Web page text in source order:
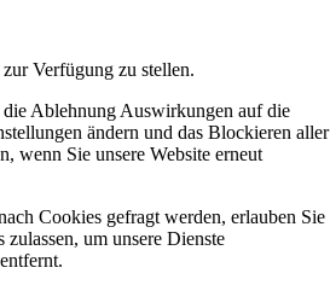
Verfügung zu stellen.
Ablehnung Auswirkungen auf die
ändern und das Blockieren aller
wenn Sie unsere Website erneut
Cookies gefragt werden, erlauben Sie
um unsere Dienste